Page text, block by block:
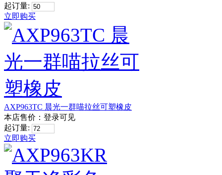
起订量:
立即购买
AXP963TC 晨光一群喵拉丝可塑橡皮
本店售价： 登录可见
起订量:
立即购买